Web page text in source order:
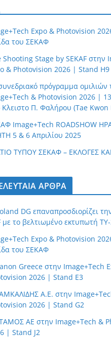
Expo & Photovision
του ΣΕΚΑΦ
Shooting Stage by SEKAF στην
& Photovision 2026 | Stand H9
πρόγραμμα ομιλιών
& Photovision 2026 |
Κλειστο Π. Φαλήρου (Tae Kwon
Image+Tech ROADSHOW
5 & 6 Απριλίου 2025
ΤΥΠΟΥ ΣΕΚΑΦ – ΕΚΛΟΓΕΣ
ΑΡΘΡΑ
DG επαναπροσδιορίζει
με το βελτιωμένο εκτυπωτή
Expo & Photovision
του ΣΕΚΑΦ
Greece στην Image+Tech
2026 | Stand E3
Α.Ε. στην
2026 | Stand G2
ΑΕ στην Image+Tech &
| Stand J2